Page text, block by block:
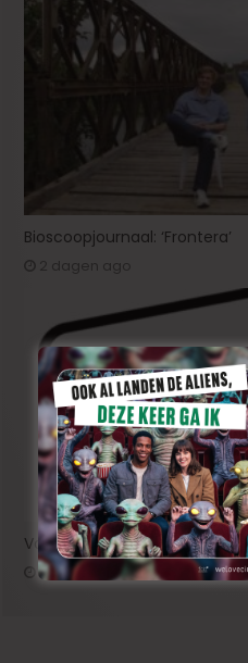
Bioscoopjournaal: ‘Frontera’
2 dagen ago
Vacature: Productie-
2 dagen ago